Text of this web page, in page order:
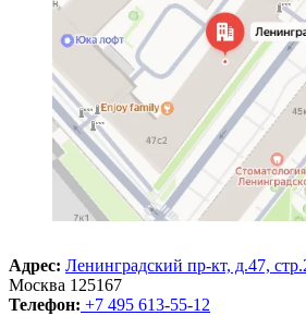
Адрес: Ленинградский пр-кт, д.47,
Москва 125167
Телефон: +7 495 613-55-12